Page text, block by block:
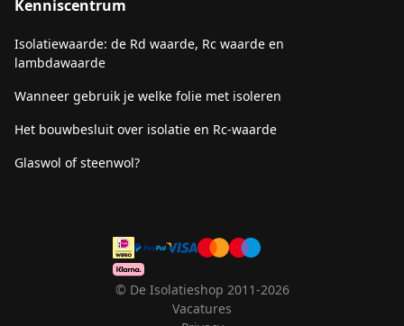
Kenniscentrum
Isolatiewaarde: de Rd waarde, Rc waarde en
lambdawaarde
Wanneer gebruik je welke folie met isoleren
Het bouwbesluit over isolatie en Rc-waarde
Glaswol of steenwol?
© De Isolatieshop 2011-2026
Vacatures